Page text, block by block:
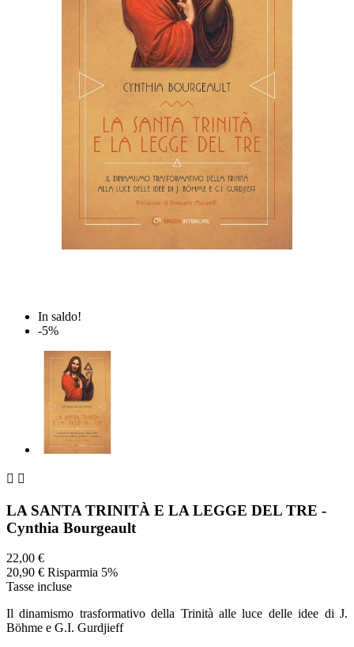
In saldo!
-5%
 
LA SANTA TRINITÀ E LA LEGGE DEL TRE -
Cynthia Bourgeault
22,00 €
20,90 € Risparmia 5%
Tasse incluse
Il dinamismo trasformativo della Trinità alle luce delle idee di J.
Böhme e G.I. Gurdjieff